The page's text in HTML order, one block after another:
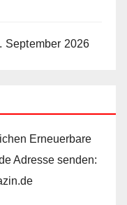
September 2026
Erneuerbare
Adresse senden: